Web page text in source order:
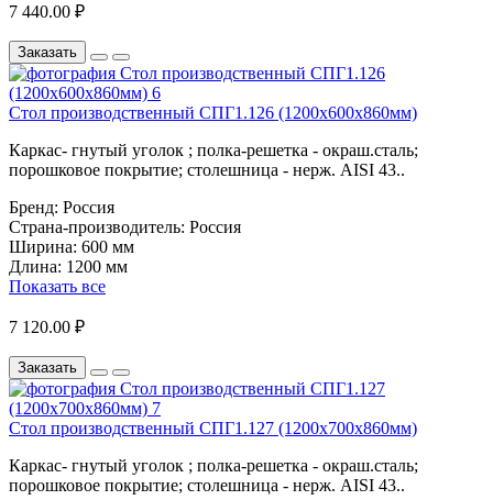
7 440.00 ₽
Заказать
Стол производственный СПГ1.126 (1200х600х860мм)
Каркас- гнутый уголок ; полка-решетка - окраш.сталь;
порошковое покрытие; столешница - нерж. AISI 43..
Бренд: Россия
Страна-производитель: Россия
Ширина: 600 мм
Длина: 1200 мм
Показать все
7 120.00 ₽
Заказать
Стол производственный СПГ1.127 (1200х700х860мм)
Каркас- гнутый уголок ; полка-решетка - окраш.сталь;
порошковое покрытие; столешница - нерж. AISI 43..